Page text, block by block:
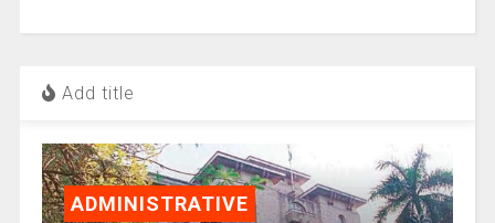
Add title
ADMINISTRATIVE